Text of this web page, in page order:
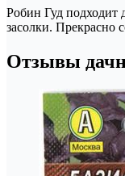
Робин Гуд подходит
засолки. Прекрасно
Отзывы